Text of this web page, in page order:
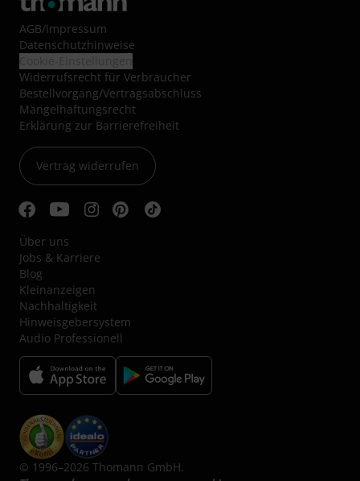
AGB/Impressum
Datenschutzhinweise
Widerrufsrecht für Verbraucher
Bestellvorgang/Vertragsabschluss
Mängelhaftungsrecht
Erklärung zur Barrierefreiheit
Vertrag widerrufen
Über uns
Jobs & Karriere
Blog
Kleinanzeigen
Nachhaltigkeit
Hinweisgebersystem
Audio Professionell
© 1996–2026 Thomann GmbH.